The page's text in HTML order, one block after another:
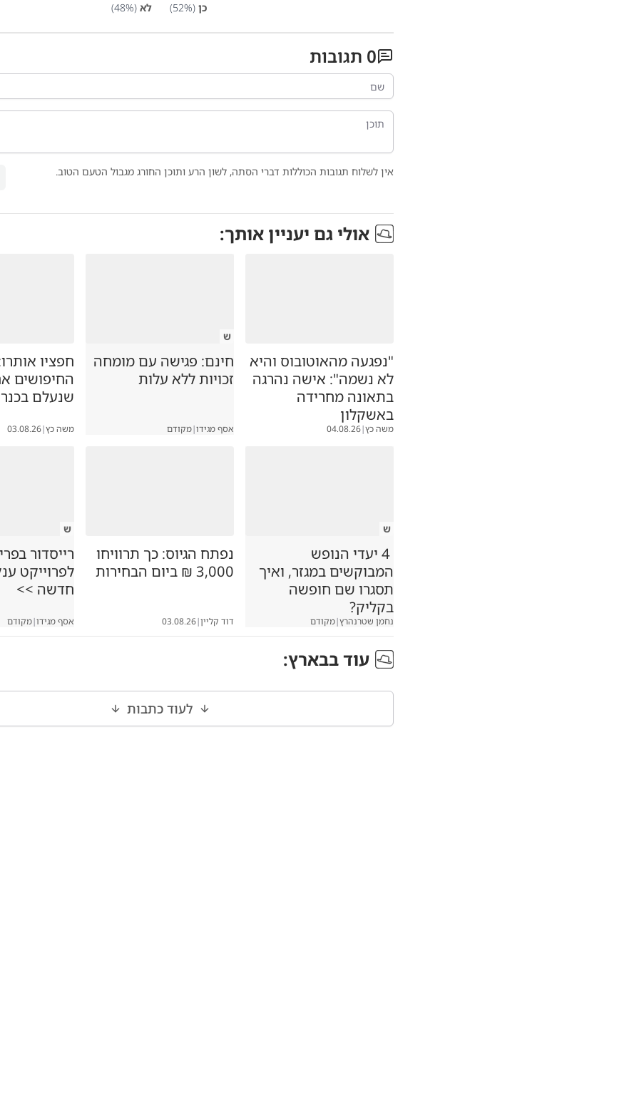
כן (
52%) לא (
48%)
0 תגובות
אין לשלוח תגובות הכוללות דברי הסתה, לשון הרע ותוכן החורג מגבול הטעם הטוב.
אולי גם יעניין אותך:
"נפגעה מהאוטובוס והיא
לא נשמה": אישה נהרגה
בתאונה מחרידה
באשקלון
משה כץ|
04.08.26
ש
חינם: פגישה עם מומחה
זכויות ללא עלות
אסף מגידו|מקודם
חפציו
החיפושים
שנעלם
משה כץ|
03.08.26
ש
4 יעדי הנופש
המבוקשים במגזר, ואיך
תסגרו שם חופשה
בקליק?
נחמן שטרנהרץ|מקודם
נפתח הגיוס: כך תרוויחו
3,000 ₪ ביום הבחירות
דוד קליין|
03.08.26
ש
רייסדור
לפרוייקט
חדשה >>
אסף מגידו|מקודם
עוד בבארץ:
לעוד כתבות